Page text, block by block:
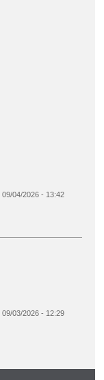
09/04/2026 - 13:42
09/03/2026 - 12:29